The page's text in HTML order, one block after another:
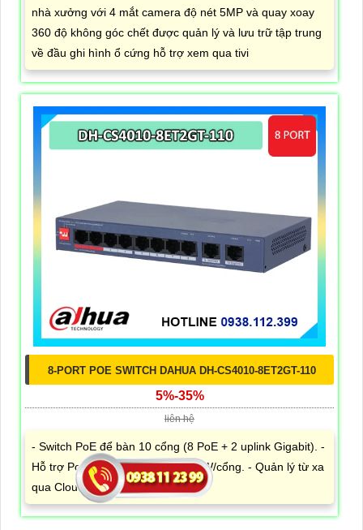
nhà xưởng với 4 mắt camera độ nét 5MP và quay xoay
360 độ không góc chết được quản lý và lưu trữ tập trung
về đầu ghi hình ổ cứng hỗ trợ xem qua tivi
8-PORT POE SWITCH DAHUA DH-CS4010-8ET2GT-110
5%-35%
liên hệ
- Switch PoE để bàn 10 cổng (8 PoE + 2 uplink Gigabit). -
Hỗ trợ PoE công suất cao đến 90W/cổng. - Quản lý từ xa
qua Cloud DoLynk tiện lợi